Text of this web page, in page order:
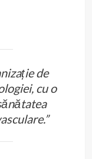
de
cu o